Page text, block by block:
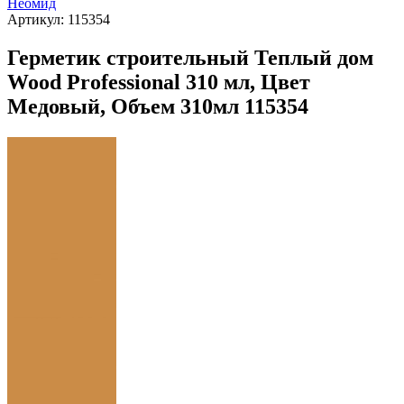
Неомид
Артикул: 115354
Герметик строительный Теплый дом
Wood Professional 310 мл, Цвет
Медовый, Объем 310мл 115354